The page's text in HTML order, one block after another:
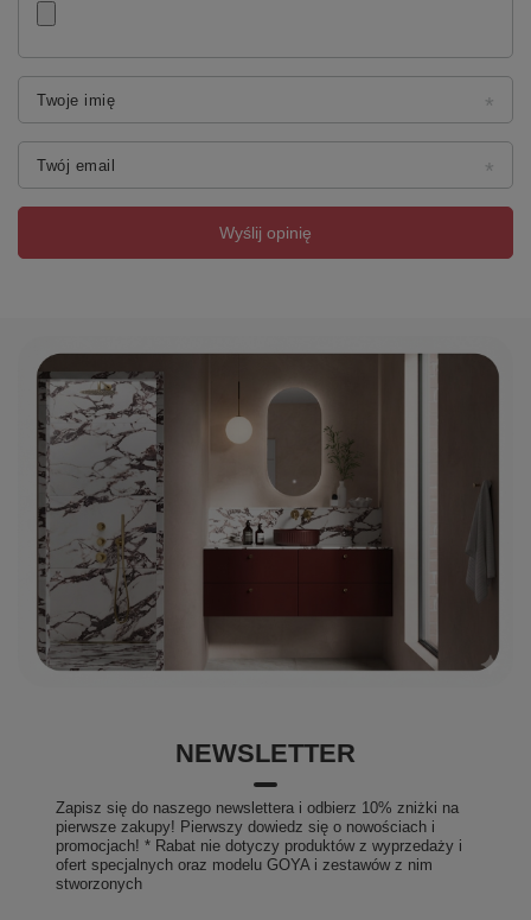
Twoje imię
Twój email
Wyślij opinię
NEWSLETTER
Zapisz się do naszego newslettera i odbierz 10% zniżki na
pierwsze zakupy! Pierwszy dowiedz się o nowościach i
promocjach! * Rabat nie dotyczy produktów z wyprzedaży i
ofert specjalnych oraz modelu GOYA i zestawów z nim
stworzonych